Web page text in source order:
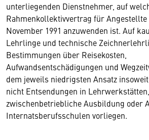
unterliegenden Dienstnehmer, auf
Rahmenkollektivvertrag für
November 1991 anzuwenden ist. Auf
Lehrlinge und technische
Bestimmungen über Reisekosten,
Aufwandsentschädigungen und
dem jeweils niedrigsten Ansatz
nicht Entsendungen in Lehrwerkstätten,
zwischenbetriebliche Ausbildung oder
Internatsberufsschulen vorliegen.